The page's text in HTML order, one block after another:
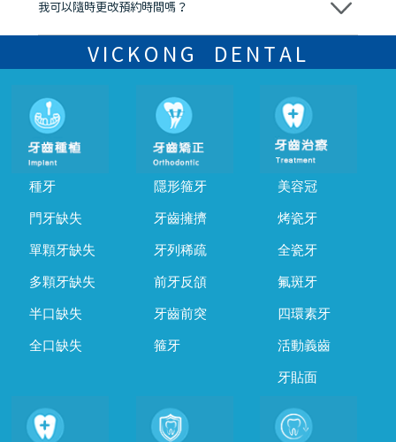
我可以隨時更改預約時間嗎？
可以，請盡早通過wechat或whatsapp聯絡我們，告知我們你原本預約
的時間及資料，並且重新預約的日期及時段
VICKONG DENTAL
種牙
門牙缺失
單顆牙缺失
多顆牙缺失
半口缺失
全口缺失
隱形箍牙
牙齒擁擠
牙列稀疏
前牙反頜
牙齒前突
箍牙
美容冠
烤瓷牙
全瓷牙
氟斑牙
四環素牙
活動義齒
牙貼面